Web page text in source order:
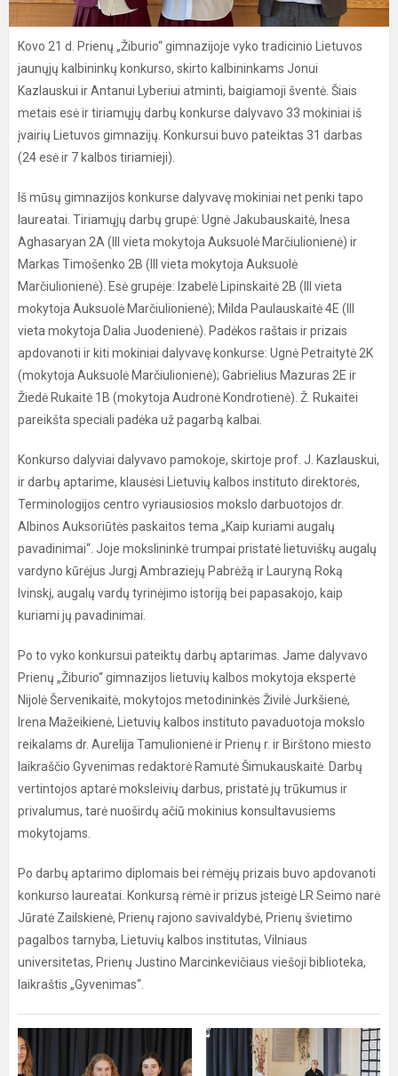
Kovo 21 d. Prienų „Žiburio“ gimnazijoje vyko tradicinio Lietuvos
jaunųjų kalbininkų konkurso, skirto kalbininkams Jonui
Kazlauskui ir Antanui Lyberiui atminti, baigiamoji šventė. Šiais
metais esė ir tiriamųjų darbų konkurse dalyvavo 33 mokiniai iš
įvairių Lietuvos gimnazijų. Konkursui buvo pateiktas 31 darbas
(24 esė ir 7 kalbos tiriamieji).
Iš mūsų gimnazijos konkurse dalyvavę mokiniai net penki tapo
laureatai. Tiriamųjų darbų grupė: Ugnė Jakubauskaitė, Inesa
Aghasaryan 2A (III vieta mokytoja Auksuolė Marčiulionienė) ir
Markas Timošenko 2B (III vieta mokytoja Auksuolė
Marčiulionienė). Esė grupėje: Izabelė Lipinskaitė 2B (III vieta
mokytoja Auksuolė Marčiulionienė); Milda Paulauskaitė 4E (III
vieta mokytoja Dalia Juodenienė). Padėkos raštais ir prizais
apdovanoti ir kiti mokiniai dalyvavę konkurse: Ugnė Petraitytė 2K
(mokytoja Auksuolė Marčiulionienė); Gabrielius Mazuras 2E ir
Žiedė Rukaitė 1B (mokytoja Audronė Kondrotienė). Ž. Rukaitei
pareikšta speciali padėka už pagarbą kalbai.
Konkurso dalyviai dalyvavo pamokoje, skirtoje prof. J. Kazlauskui,
ir darbų aptarime, klausėsi Lietuvių kalbos instituto direktorės,
Terminologijos centro vyriausiosios mokslo darbuotojos dr.
Albinos Auksoriūtės paskaitos tema „Kaip kuriami augalų
pavadinimai“. Joje mokslininkė trumpai pristatė lietuviškų augalų
vardyno kūrėjus Jurgį Ambraziejų Pabrėžą ir Lauryną Roką
Ivinskį, augalų vardų tyrinėjimo istoriją bei papasakojo, kaip
kuriami jų pavadinimai.
Po to vyko konkursui pateiktų darbų aptarimas. Jame dalyvavo
Prienų „Žiburio“ gimnazijos lietuvių kalbos mokytoja ekspertė
Nijolė Šervenikaitė, mokytojos metodininkės Živilė Jurkšienė,
Irena Mažeikienė, Lietuvių kalbos instituto pavaduotoja mokslo
reikalams dr. Aurelija Tamulionienė ir Prienų r. ir Birštono miesto
laikraščio Gyvenimas redaktorė Ramutė Šimukauskaitė. Darbų
vertintojos aptarė moksleivių darbus, pristatė jų trūkumus ir
privalumus, tarė nuoširdų ačiū mokinius konsultavusiems
mokytojams.
Po darbų aptarimo diplomais bei rėmėjų prizais buvo apdovanoti
konkurso laureatai. Konkursą rėmė ir prizus įsteigė LR Seimo narė
Jūratė Zailskienė, Prienų rajono savivaldybė, Prienų švietimo
pagalbos tarnyba, Lietuvių kalbos institutas, Vilniaus
universitetas, Prienų Justino Marcinkevičiaus viešoji biblioteka,
laikraštis „Gyvenimas“.